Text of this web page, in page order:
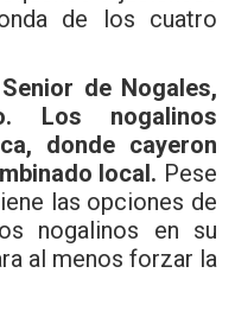
de los cuatro
de Nogales,
Los nogalinos
donde cayeron
local. Pese
las opciones de
nogalinos en su
al menos forzar la